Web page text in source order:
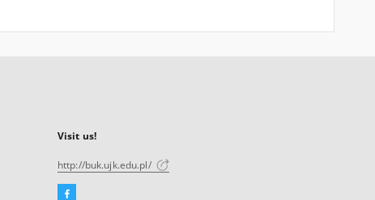
Visit us!
http://buk.ujk.edu.pl/
Facebook